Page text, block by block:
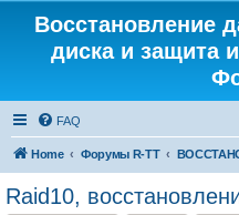
Восстановление
диска и защита
FAQ
Home Форумы R-TT
Raid10,